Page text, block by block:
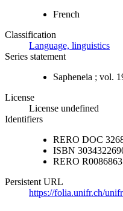
French
Classification
Language, linguistics
Series statement
Sapheneia ; vol.
License
License undefined
Identifiers
RERO DOC
ISBN
RERO
Persistent URL
https://folia.unifr.ch/